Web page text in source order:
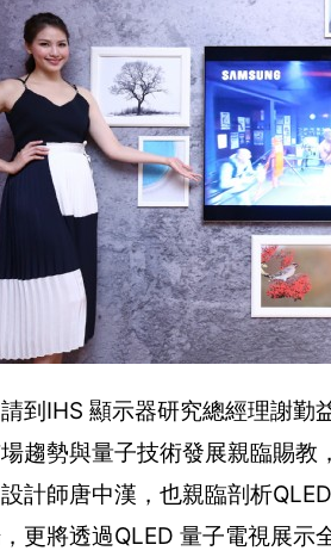
到IHS 顯示器研究總經理謝
趨勢與量子技術發展親臨賜
計師唐中漢，也親臨剖析
更將透過QLED 量子電視展